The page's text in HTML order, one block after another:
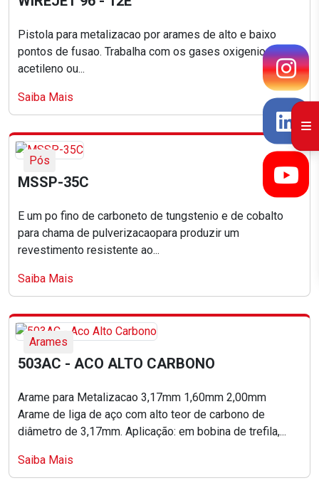
Pistola para metalizacao por arames de alto e baixo
pontos de fusao. Trabalha com os gases oxigenio e
acetileno ou...
Saiba Mais
Pós
MSSP-35C
E um po fino de carboneto de tungstenio e de cobalto
para chama de pulverizacaopara produzir um
revestimento resistente ao...
Saiba Mais
Arames
503AC - ACO ALTO CARBONO
Arame para Metalizacao 3,17mm 1,60mm 2,00mm
Arame de liga de aço com alto teor de carbono de
diâmetro de 3,17mm. Aplicação: em bobina de trefila,...
Saiba Mais